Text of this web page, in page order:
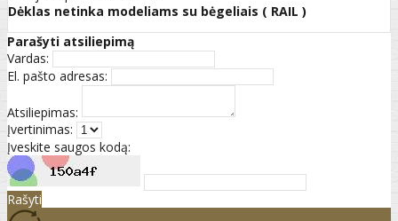
Dėklas netinka modeliams su bėgeliais ( RAIL )
Parašyti atsiliepimą
Vardas:
El. pašto adresas:
Atsiliepimas:
Įvertinimas:
Įveskite saugos kodą:
Rašyti